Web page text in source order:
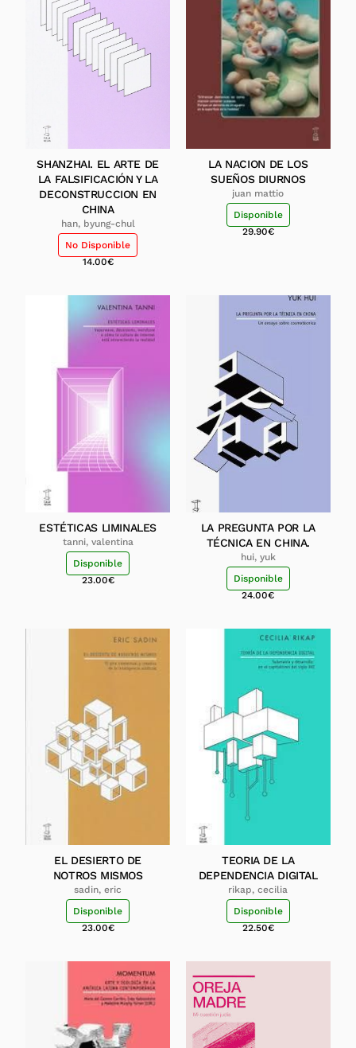
SHANZHAI. EL ARTE DE
LA FALSIFICACIÓN Y LA
DECONSTRUCCION EN
CHINA
han, byung-chul
No Disponible
14.00€
LA NACION DE LOS
SUEÑOS DIURNOS
juan mattio
Disponible
29.90€
ESTÉTICAS LIMINALES
tanni, valentina
Disponible
23.00€
LA PREGUNTA POR LA
TÉCNICA EN CHINA.
hui, yuk
Disponible
24.00€
EL DESIERTO DE
NOTROS MISMOS
sadin, eric
Disponible
23.00€
TEORIA DE LA
DEPENDENCIA DIGITAL
rikap, cecilia
Disponible
22.50€